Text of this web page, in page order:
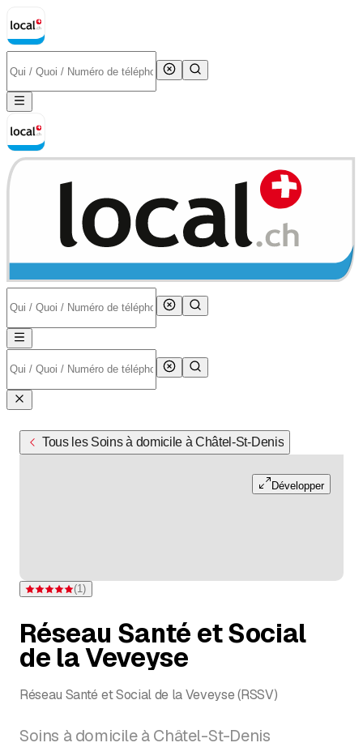
Tous les Soins à domicile à Châtel-St-Denis
Développer
Note 5 sur 5 étoiles pour d'une évaluation
(1)
Réseau Santé et Social
de la Veveyse
Réseau Santé et Social de la Veveyse (RSSV)
Soins à domicile à Châtel-St-Denis